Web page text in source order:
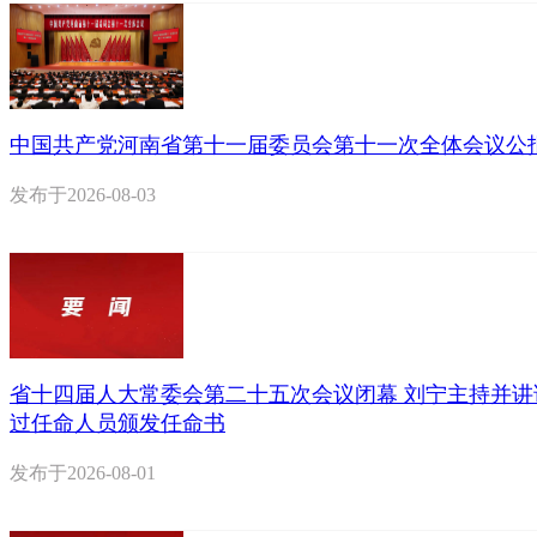
中国共产党河南省第十一届委员会第十一次全体会议公
发布于2026-08-03
省十四届人大常委会第二十五次会议闭幕 刘宁主持并讲
过任命人员颁发任命书
发布于2026-08-01